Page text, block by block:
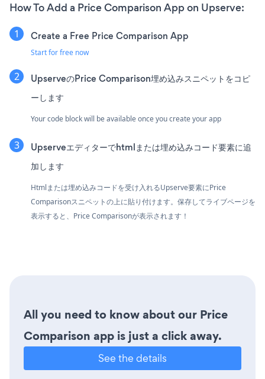
How To Add a Price Comparison App on Upserve:
Create a Free Price Comparison App
Start for free now
UpserveのPrice Comparison埋め込みスニペットをコピ
ーします
Your code block will be available once you create your app
Upserveエディターでhtmlまたは埋め込みコード要素に追
加します
Htmlまたは埋め込みコードを受け入れるUpserve要素にPrice
Comparisonスニペットの上に貼り付けます。保存してライブページを
表示すると、Price Comparisonが表示されます！
All you need to know about our Price
Comparison app is just a click away.
See the details